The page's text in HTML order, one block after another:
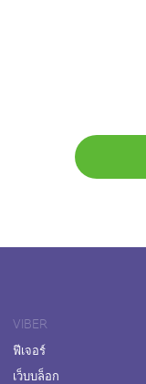
VIBER
ฟีเจอร์
เว็บบล็อก